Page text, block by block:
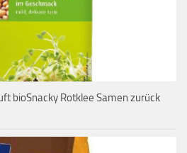
bioSnacky Rotklee Samen zurück